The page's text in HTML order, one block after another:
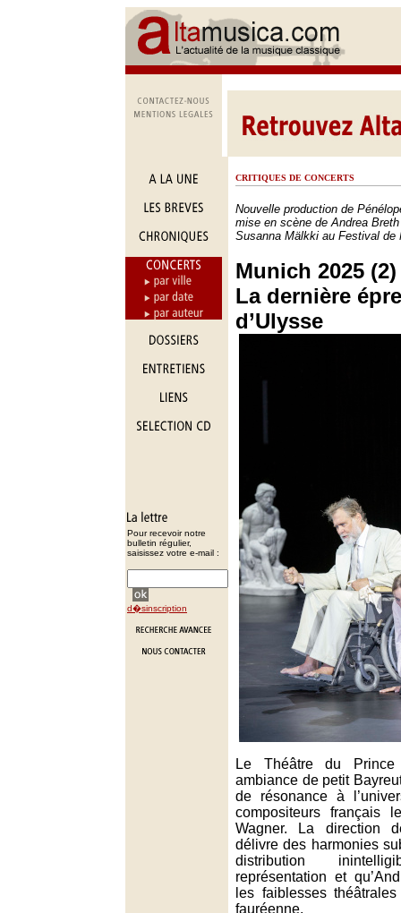
Pour recevoir notre
bulletin régulier,
saisissez votre e-mail :
d�sinscription
CRITIQUES DE CONCERTS
Nouvelle production de
mise en scène de Andrea
Susanna Mälkki au Festival de
Munich 2025
La dernière
d’Ulysse
Le Théâtre du
ambiance de petit
de résonance à
compositeurs français
Wagner. La direction
délivre des harmonies
distribution
représentation et
les faiblesses
fauréenne.